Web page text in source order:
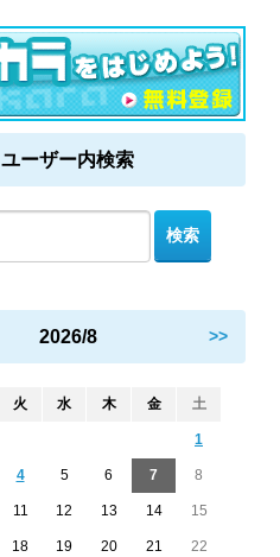
ユーザー内検索
2026/8 >>
火 水 木 金 土
1
4 5 6 7 8
11 12 13 14 15
18 19 20 21 22